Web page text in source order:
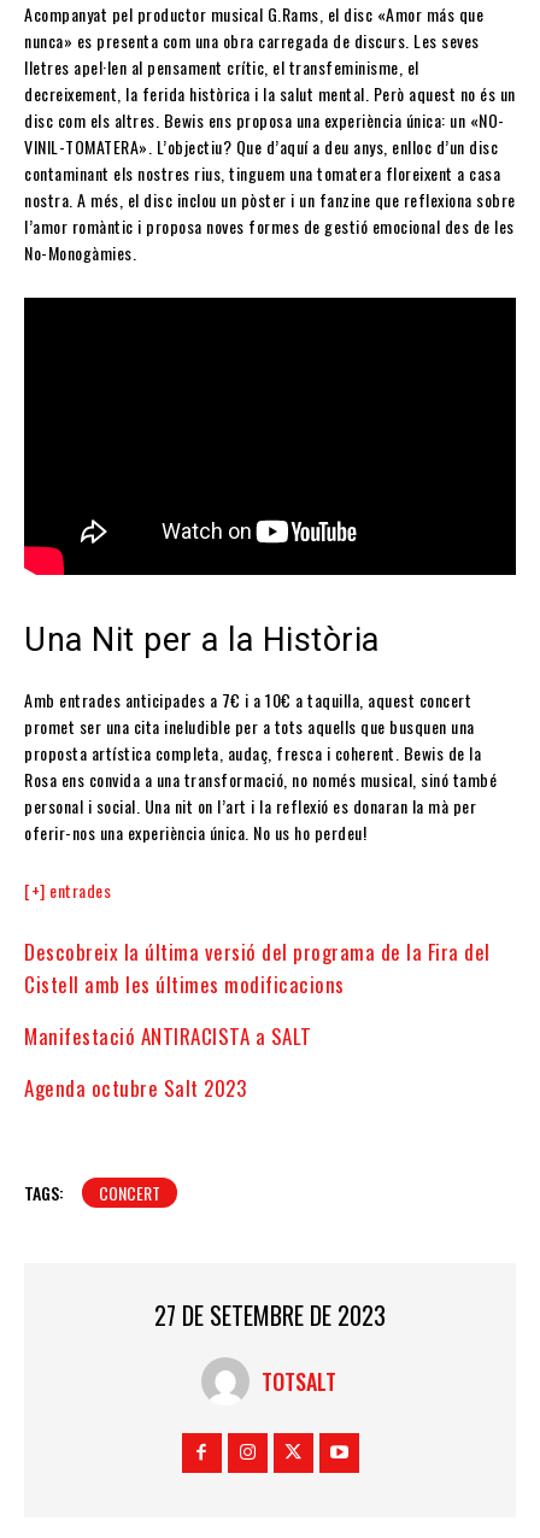
Acompanyat pel productor musical G.Rams, el disc «Amor más que
nunca» es presenta com una obra carregada de discurs. Les seves
lletres apel·len al pensament crític, el transfeminisme, el
decreixement, la ferida històrica i la salut mental. Però aquest no és un
disc com els altres. Bewis ens proposa una experiència única: un «NO-
VINIL-TOMATERA». L’objectiu? Que d’aquí a deu anys, enlloc d’un disc
contaminant els nostres rius, tinguem una tomatera floreixent a casa
nostra. A més, el disc inclou un pòster i un fanzine que reflexiona sobre
l’amor romàntic i proposa noves formes de gestió emocional des de les
No-Monogàmies.
Una Nit per a la Història
Amb entrades anticipades a 7€ i a 10€ a taquilla, aquest concert
promet ser una cita ineludible per a tots aquells que busquen una
proposta artística completa, audaç, fresca i coherent. Bewis de la
Rosa ens convida a una transformació, no només musical, sinó també
personal i social. Una nit on l’art i la reflexió es donaran la mà per
oferir-nos una experiència única. No us ho perdeu!
[+] entrades
Descobreix la última versió del programa de la Fira del
Cistell amb les últimes modificacions
Manifestació ANTIRACISTA a SALT
Agenda octubre Salt 2023
TAGS: CONCERT
27 DE SETEMBRE DE 2023
TOTSALT